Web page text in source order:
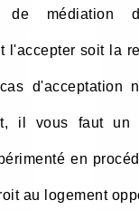
de médiation
l'accepter soit la
d'acceptation
il vous faut un
en
au logement